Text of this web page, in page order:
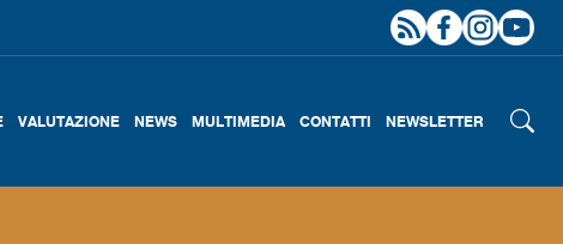
VALUTAZIONE NEWS MULTIMEDIA CONTATTI NEWSLETTER